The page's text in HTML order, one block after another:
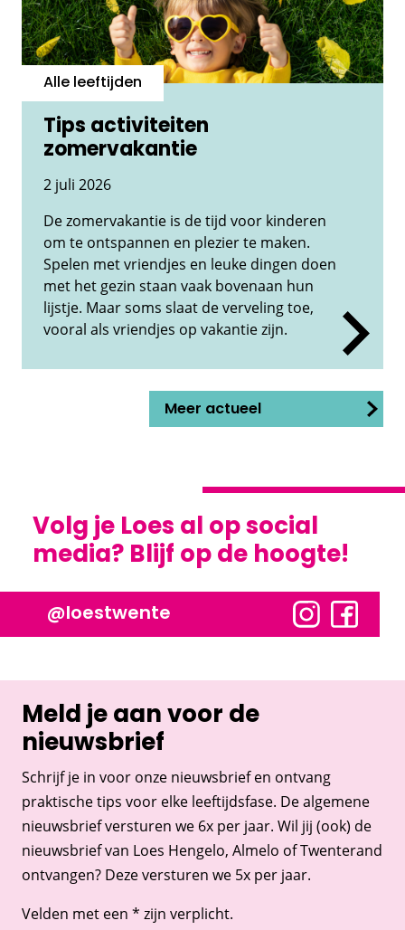
Tips activiteiten
zomervakantie
Alle leeftijden
2 juli 2026
De zomervakantie is de tijd voor kinderen
om te ontspannen en plezier te maken.
Spelen met vriendjes en leuke dingen doen
met het gezin staan vaak bovenaan hun
lijstje. Maar soms slaat de verveling toe,
vooral als vriendjes op vakantie zijn.
Meer actueel
Volg je Loes al op social
media? Blijf op de hoogte!
@loestwente
Meld je aan voor de
nieuwsbrief
Schrijf je in voor onze nieuwsbrief en ontvang
praktische tips voor elke leeftijdsfase. De algemene
nieuwsbrief versturen we 6x per jaar. Wil jij (ook) de
nieuwsbrief van Loes Hengelo, Almelo of Twenterand
ontvangen? Deze versturen we 5x per jaar.
Velden met een * zijn verplicht.